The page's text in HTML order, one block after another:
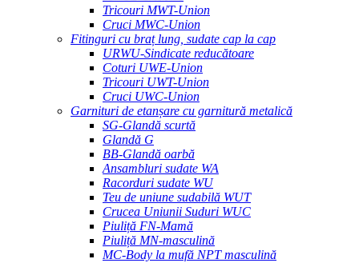
Tricouri MWT-Union
Cruci MWC-Union
Fitinguri cu braț lung, sudate cap la cap
URWU-Sindicate reducătoare
Coturi UWE-Union
Tricouri UWT-Union
Cruci UWC-Union
Garnituri de etanșare cu garnitură metalică
SG-Glandă scurtă
Glandă G
BB-Glandă oarbă
Ansambluri sudate WA
Racorduri sudate WU
Teu de uniune sudabilă WUT
Crucea Uniunii Suduri WUC
Piuliță FN-Mamă
Piuliță MN-masculină
MC-Body la mufă NPT masculină